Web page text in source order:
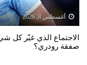
أغسطس 8, 2026
الاجتماع الذي غيّر كل
صفقة رودري؟